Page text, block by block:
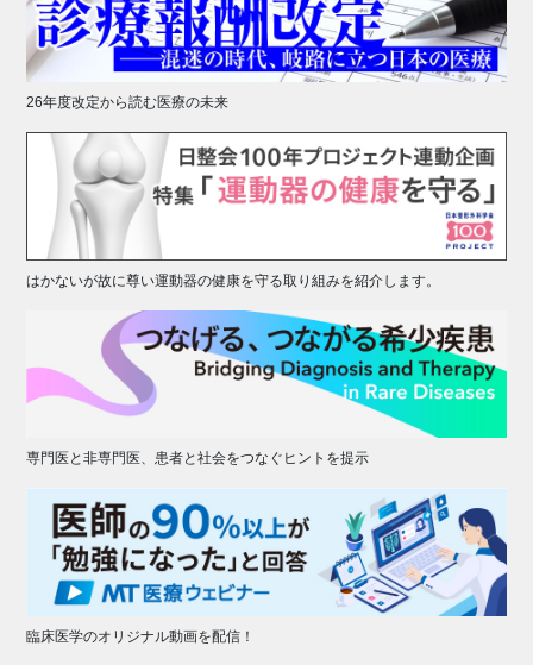
26年度改定から読む医療の未来
はかないが故に尊い運動器の健康を守る取り組みを紹介します。
専門医と非専門医、患者と社会をつなぐヒントを提示
臨床医学のオリジナル動画を配信！